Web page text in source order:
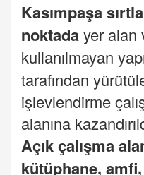
Kasımpaşa
noktadayer alan
kullanılmayan
tarafından
işlevlendirme
alanına
Açık çalışma
kütüphane,